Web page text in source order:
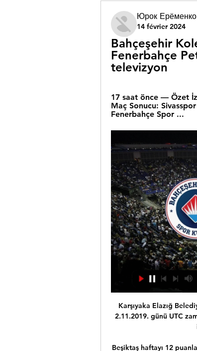
Юрок Ерёменко
14 février 2024
Bahçeşehir
Fenerbahçe
televizyon
17 saat önce — Özet
Maç Sonucu:
Fenerbahçe Spor ...
Karşıyaka Elazığ Belediyespor FK canlı maç skoru (ve çevrimiçi canlı video yayını) 2.11.2019. günü UTC zamanıyla saat 10:30 da Turkey in Izmir, Izmir Atatürk Stadium içinde TFF 3. Lig, Group 2, Turkey.

Beşiktaş haftayı 12 puanla tamamlarken, Galatasaray ise 13 puanda kaldı. Beşiktaş'ta 5 değişiklik. Siyah-beyazlı ekip UEFA Avrupa Ligi'ndeki Braga maçına göre derbi mücadelesine 5.

Fatih Karagümrük, Giray Burak ile yollarını ayırdı. ÖZET | Adanaspor-Fatih Karagümrük maç sonucu: 2-0. ÖZET | Eskişehirspor 1 - Balıkesirspor 2 maç sonucu. ÖZET | Adana Demirspor 4-2 Ümraniyespor maç sonucu. Adana Demirspor Başkanı Murat Sancak'tan Umut Bulut'a şok sözler.

Beşiktaş Sompo Sigorta 91-92 Bahçeşehir Koleji - YouTube 5:42Hafta Özet | Beşiktaş Sompo Sigorta 91-92 Bahçeşehir Koleji. 17K views Yukatel Kayserispor 2-3 Beşiktaş MAÇ ÖZETİ | 35. Hafta - 2021/22.YouTube · Tivibu Spor · 11 Oca 2020

Jackson Inventors Network | Inventor & Entrepren 12 saat önce — Bahçeşehir Koleji Beşiktaş maçı Beşiktaş, Bahçeşehir Koleji'ni Son Saniyede Yendi 14.02.2024 Spor YouTube YouTube 4:51 YouTube beIN SPORTS ...

Eğer çıkarsak bu yaz transfer tahtasını açsınlar bir zahmet! Geçen sene tribüne boğduk topçuları elleri ayakları dolaştı iki maçta da.Şimdi seyircisiz sakin sakin geçecek.Böyle maçlarda bize ezelden beri tribün yaramaz.Bu sefer tam tersi bir ortam var.İnşallah şans güler bu sefer.

Karabük maçı lig tv sifresiz canlı izle nebilecek mi?FB şampiyonluk kutlamaları canlı yayın verilecek mi?. FATİH KARAGÜMRÜK A.Ş. 33 14 11 8 11 53 07 ALTAY 33 13 12 8 10 51 08.

Süper Lig ve TFF 1. Lig'de olduğu gibi heyecan TFF 2. Lig'de de devam ediyor. Türk futboluna damga vurmuş takımların mücadele ettiği ligde bu hafta iki maçın canlı yayınla.

2018-2019 sezonu 0. haftada 5 - 1 biten Barcelona 5-1 Olympique Lyon maç özetini izlemek için maç özetleri sayfamızı ziyaret edebilirsiniz.. - 80 Bayern München …

Radyo Hacettepe dinle, Pop rock ve klasik tarzda yabancı müziklere yer veren canlı radyo sizlere 87.7 fm frekanslarından Ankara ve çevresinde radyo hizmet vermektedir. Radyo yayın ikesi olarak

Fatih Karagümrük Hatayspor maçı canlı izle… Fatih Karagümrük – Hatayspor, Spor Toto 1. Lig maçı 07 02 2020 günü Bein Sports Max 1, kanalından yayınlanacak.Maçın başlama saati 19:00.Karşılaşmayı izleyebileceğiniz platform ve kanal bilgilerini aşağıdaki

beşiktaş | My Site 2 Gruppe Bahçeşehir Koleji Beşiktaş maçı bahçeşehir koleji - beşiktaş emlakjet 14.02.2024 Gelecek Maç. Türkiye Sigorta Basketbol Süper Ligi | 2023 - 2024 Sezonu.

Karabükspor İstanbul Başakşehir Türkiye Kupası Maç Özeti ve Golleri İzle... Ziraat Türkiye Kupası D Grubu 2. hafta maçında Kardemir Karabükspor ile İstanbul Başakşehir yenişemedi.

Van BBSK - Tire 1922 canlı maç yayını sona erdiğinde veya başka maç izlemek istediğinizde listeye